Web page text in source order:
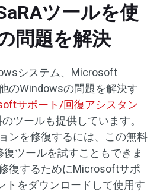
ツールを使
問題を解決
システム、Microsoft
のWindowsの問題を解決す
サポート/回復アシスタン
ツールも提供しています。
ンを修復するには、この無料
ツールを試すこともできま
復するためにMicrosoftサポ
トをダウンロードして使用す